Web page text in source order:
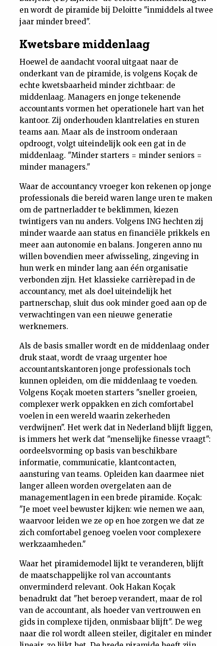
en wordt de piramide bij Deloitte "inmiddels al twee
jaar minder breed".
Kwetsbare middenlaag
Hoewel de aandacht vooral uitgaat naar de
onderkant van de piramide, is volgens Koçak de
echte kwetsbaarheid minder zichtbaar: de
middenlaag. Managers en jonge tekenende
accountants vormen het operationele hart van het
kantoor. Zij onderhouden klantrelaties en sturen
teams aan. Maar als de instroom onderaan
opdroogt, volgt uiteindelijk ook een gat in de
middenlaag. "Minder starters = minder seniors =
minder managers."
Waar de accountancy vroeger kon rekenen op jonge
professionals die bereid waren lange uren te maken
om de partnerladder te beklimmen, kiezen
twintigers van nu anders. Volgens ING hechten zij
minder waarde aan status en financiële prikkels en
meer aan autonomie en balans. Jongeren anno nu
willen bovendien meer afwisseling, zingeving in
hun werk en minder lang aan één organisatie
verbonden zijn. Het klassieke carrièrepad in de
accountancy, met als doel uiteindelijk het
partnerschap, sluit dus ook minder goed aan op de
verwachtingen van een nieuwe generatie
werknemers.
Als de basis smaller wordt en de middenlaag onder
druk staat, wordt de vraag urgenter hoe
accountantskantoren jonge professionals toch
kunnen opleiden, om die middenlaag te voeden.
Volgens Koçak moeten starters "sneller groeien,
complexer werk oppakken en zich comfortabel
voelen in een wereld waarin zekerheden
verdwijnen". Het werk dat in Nederland blijft liggen,
is immers het werk dat "menselijke finesse vraagt":
oordeelsvorming op basis van beschikbare
informatie, communicatie, klantcontacten,
aansturing van teams. Opleiden kan daarmee niet
langer alleen worden overgelaten aan de
managementlagen in een brede piramide. Koçak:
"Je moet veel bewuster kijken: wie nemen we aan,
waarvoor leiden we ze op en hoe zorgen we dat ze
zich comfortabel genoeg voelen voor complexere
werkzaamheden."
Waar het piramidemodel lijkt te veranderen, blijft
de maatschappelijke rol van accountants
onverminderd relevant. Ook Hakan Koçak
benadrukt dat "het beroep verandert, maar de rol
van de accountant, als hoeder van vertrouwen en
gids in complexe tijden, onmisbaar blijft". De weg
naar die rol wordt alleen steiler, digitaler en minder